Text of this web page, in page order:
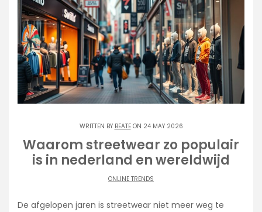
WRITTEN BY BEATEON 24 MAY 2026
Waarom streetwear zo populair
is in nederland en wereldwijd
ONLINE TRENDS
De afgelopen jaren is streetwear niet meer weg te